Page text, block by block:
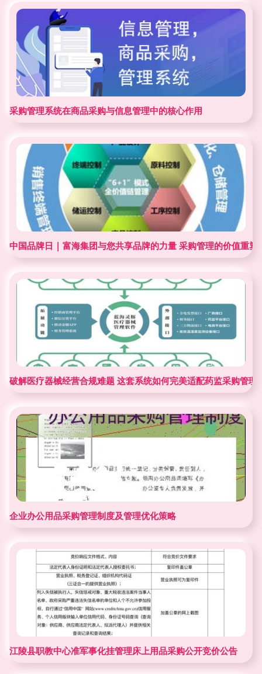
采购管理系统在商品采购与信息管理中的核心作用
中国品牌日 | 富海集团与您共享品牌的力量 采购管理的价值重塑
破解医疗器械经营合规难题 这套系统如何完美适配药监采购管理
企业办公用品采购管理制度及管理优化策略
江陵县职教中心准军事化挂管理床上用品采购公开竞价公告